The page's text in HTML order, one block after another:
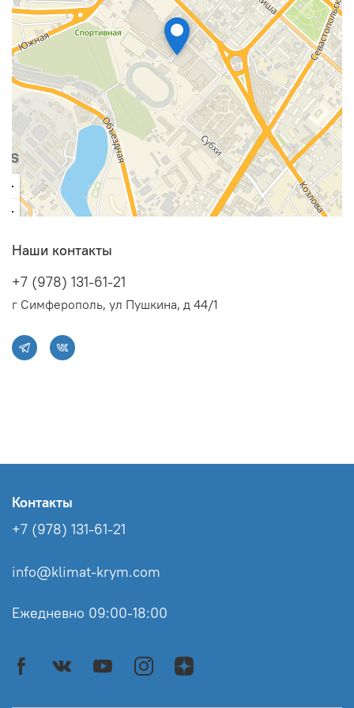
Наши контакты
+7 (978) 131-61-21
г Симферополь, ул Пушкина, д 44/1
Контакты
+7 (978) 131-61-21
info@klimat-krym.com
Ежедневно 09:00-18:00